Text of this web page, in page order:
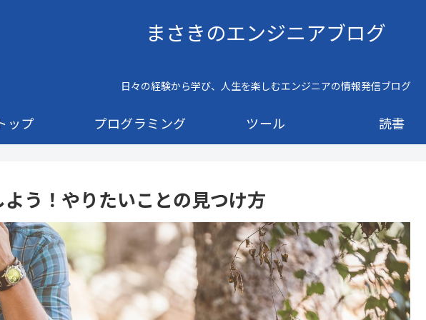
まさきのエンジニアブログ
日々の経験から学び、人生を楽しむエンジニアの情報発信ブログ
ップ プログラミング ツール 読書
う！やりたいことの見つけ方